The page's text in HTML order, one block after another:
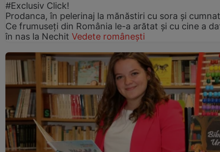
#Exclusiv Click!
Prodanca, în pelerinaj la mănăstiri cu sora și
Ce frumuseți din România le-a arătat și cu cine a
în nas la Nechit Vedete românești